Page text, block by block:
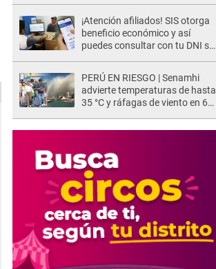
¡Atención afiliados! SIS otorga
beneficio económico y así
puedes consultar con tu DNI si
PERÚ EN RIESGO | Senamhi
advierte temperaturas de hasta
35 °C y ráfagas de viento en 6